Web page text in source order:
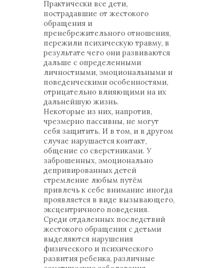
Практически все дети,
пострадавшие от жестокого
обращения и
пренебрежительного отношения,
пережили психическую травму, в
результате чего они развиваются
дальше с определенными
личностными, эмоциональными и
поведенческими особенностями,
отрицательно влияющими на их
дальнейшую жизнь.
Некоторые из них, напротив,
чрезмерно пассивны, не могут
себя защитить. И в том, и в другом
случае нарушается контакт,
общение со сверстниками. У
заброшенных, эмоционально
депривированных детей
стремление любым путём
привлечь к себе внимание иногда
проявляется в виде вызывающего,
эксцентричного поведения.
Среди отдаленных последствий
жестокого обращения с детьми
выделяются нарушения
физического и психического
развития ребенка, различные